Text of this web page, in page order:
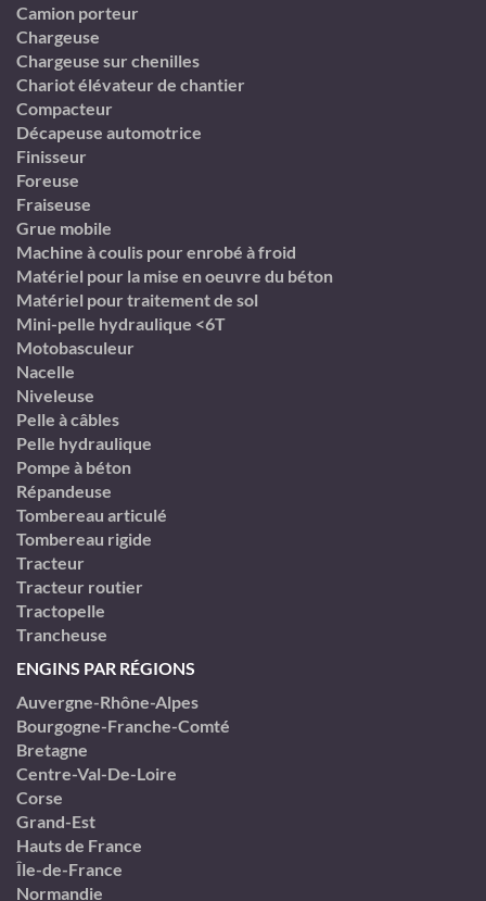
Camion porteur
Chargeuse
Chargeuse sur chenilles
Chariot élévateur de chantier
Compacteur
Décapeuse automotrice
Finisseur
Foreuse
Fraiseuse
Grue mobile
Machine à coulis pour enrobé à froid
Matériel pour la mise en oeuvre du béton
Matériel pour traitement de sol
Mini-pelle hydraulique <6T
Motobasculeur
Nacelle
Niveleuse
Pelle à câbles
Pelle hydraulique
Pompe à béton
Répandeuse
Tombereau articulé
Tombereau rigide
Tracteur
Tracteur routier
Tractopelle
Trancheuse
ENGINS PAR RÉGIONS
Auvergne-Rhône-Alpes
Bourgogne-Franche-Comté
Bretagne
Centre-Val-De-Loire
Corse
Grand-Est
Hauts de France
Île-de-France
Normandie